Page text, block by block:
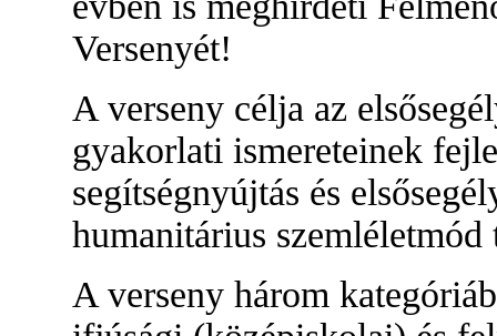
Versenyét!
A verseny célja az
gyakorlati ismereteinek
segítségnyújtás és
humanitárius szemléletmód
A verseny három